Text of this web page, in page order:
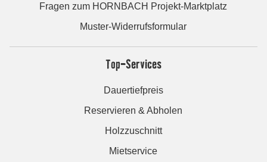
Fragen zum HORNBACH Projekt-Marktplatz
Muster-Widerrufsformular
Top-Services
Dauertiefpreis
Reservieren & Abholen
Holzzuschnitt
Mietservice